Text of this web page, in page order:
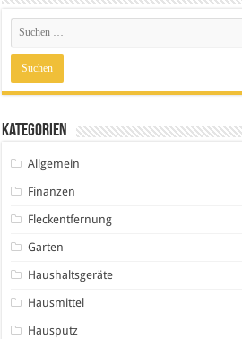
Kategorien
Allgemein
Finanzen
Fleckentfernung
Garten
Haushaltsgeräte
Hausmittel
Hausputz